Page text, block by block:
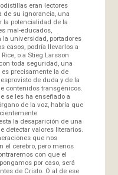
eran lectores
de su ignorancia, una
la potencialidad de la
mal-educados,
la universidad, portadores
casos, podría llevarlos a
o a Stieg Larsson
toda seguridad, una
precisamente la de
de duda y de la
contenidos transgénicos.
se les ha enseñado a
de la voz, habría que
la desaparición de una
detectar valores literarios.
que nos
el cerebro, pero menos
con que el
por caso, será
de Cristo. O al de ese